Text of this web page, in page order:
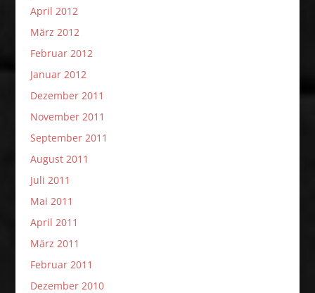
April 2012
März 2012
Februar 2012
Januar 2012
Dezember 2011
November 2011
September 2011
August 2011
Juli 2011
Mai 2011
April 2011
März 2011
Februar 2011
Dezember 2010